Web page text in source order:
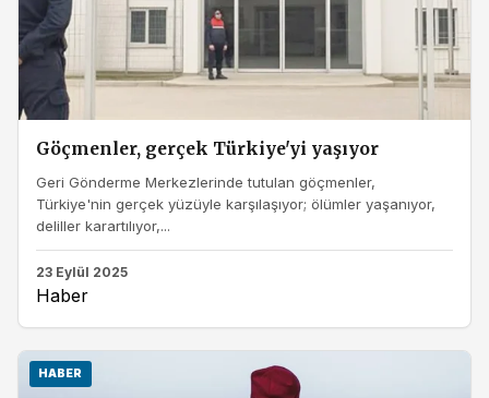
Göçmenler, gerçek Türkiye'yi yaşıyor
Geri Gönderme Merkezlerinde tutulan göçmenler,
Türkiye'nin gerçek yüzüyle karşılaşıyor; ölümler yaşanıyor,
deliller karartılıyor,...
23 Eylül 2025
Haber
HABER